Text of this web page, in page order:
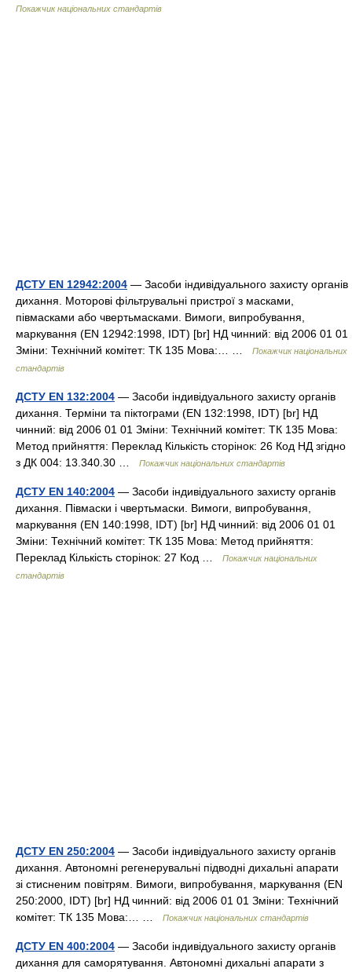
Покажчик національних стандартів
ДСТУ EN 12942:2004 — Засоби індивідуального захисту органів
дихання. Моторові фільтрувальні пристрої з масками,
півмасками або чвертьмасками. Вимоги, випробування,
маркування (EN 12942:1998, IDT) [br] НД чинний: від 2006 01 01
Зміни: Технічний комітет: ТК 135 Мова:… …
Покажчик національних
стандартів
ДСТУ EN 132:2004 — Засоби індивідуального захисту органів
дихання. Терміни та піктограми (EN 132:1998, IDT) [br] НД
чинний: від 2006 01 01 Зміни: Технічний комітет: ТК 135 Мова:
Метод прийняття: Переклад Кількість сторінок: 26 Код НД згідно
з ДК 004: 13.340.30 …
Покажчик національних стандартів
ДСТУ EN 140:2004 — Засоби індивідуального захисту органів
дихання. Півмаски і чвертьмаски. Вимоги, випробування,
маркування (EN 140:1998, IDT) [br] НД чинний: від 2006 01 01
Зміни: Технічний комітет: ТК 135 Мова: Метод прийняття:
Переклад Кількість сторінок: 27 Код …
Покажчик національних
стандартів
ДСТУ EN 250:2004 — Засоби індивідуального захисту органів
дихання. Автономні регенерувальні підводні дихальні апарати
зі стисненим повітрям. Вимоги, випробування, маркування (EN
250:2000, IDT) [br] НД чинний: від 2006 01 01 Зміни: Технічний
комітет: ТК 135 Мова:… …
Покажчик національних стандартів
ДСТУ EN 400:2004 — Засоби індивідуального захисту органів
дихання для саморятування. Автономні дихальні апарати з